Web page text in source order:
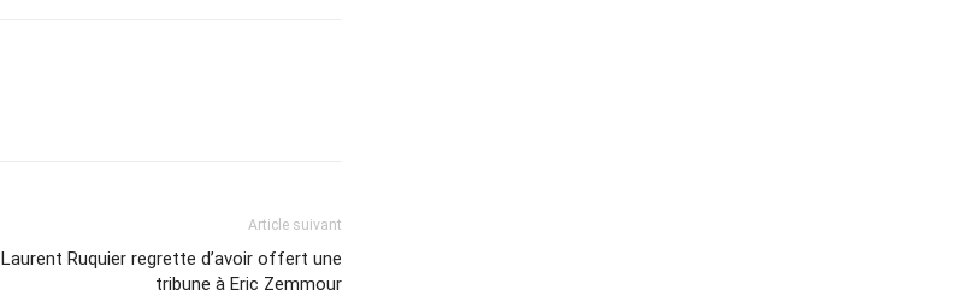
Article suivant
Laurent Ruquier regrette d’avoir offert une
tribune à Eric Zemmour